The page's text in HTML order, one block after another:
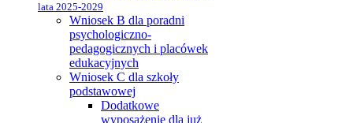
lata 2025-2029
Wniosek B dla poradni
psychologiczno-
pedagogicznych i placówek
edukacyjnych
Wniosek C dla szkoły
podstawowej
Dodatkowe
wyposażenie dla już